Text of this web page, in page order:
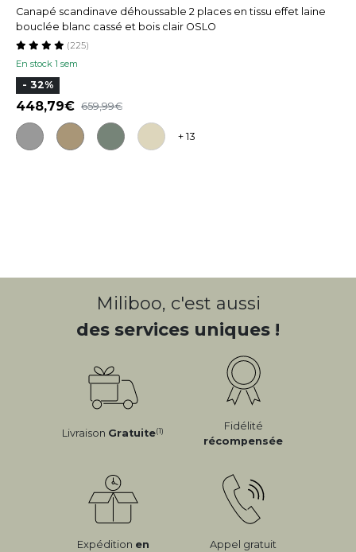
Canapé scandinave déhoussable 2 places en tissu effet laine
bouclée blanc cassé et bois clair OSLO
En stock 1 sem
(225)
- 32%
448,79 659,99
+ 13
Miliboo, c'est aussi
des services uniques !
Livraison Gratuite(1)
Fidélité
récompensée
Expédition en
Appel gratuit